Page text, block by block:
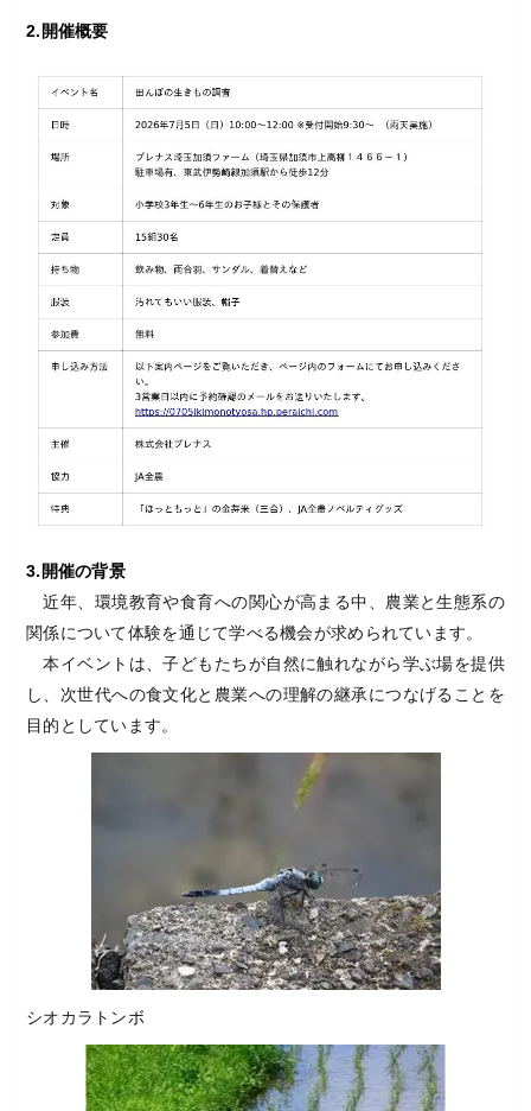
2.開催概要
3.開催の背景
近年、環境教育や食育への関心が高まる中、農業と生態系の
関係について体験を通じて学べる機会が求められています。
本イベントは、子どもたちが自然に触れながら学ぶ場を提供
し、次世代への食文化と農業への理解の継承につなげることを
目的としています。
シオカラトンボ